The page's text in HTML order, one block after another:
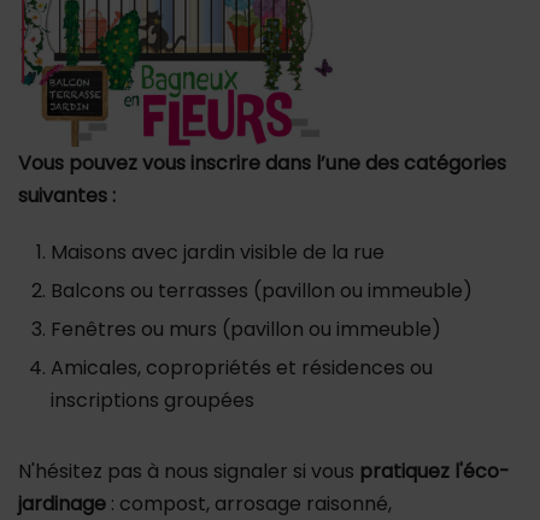
Vous pouvez vous inscrire dans l’une des catégories
suivantes :
Maisons avec jardin visible de la rue
Balcons ou terrasses (pavillon ou immeuble)
Fenêtres ou murs (pavillon ou immeuble)
Amicales, copropriétés et résidences ou
inscriptions groupées
N'hésitez pas à nous signaler si vous pratiquez l'éco-
jardinage : compost, arrosage raisonné,